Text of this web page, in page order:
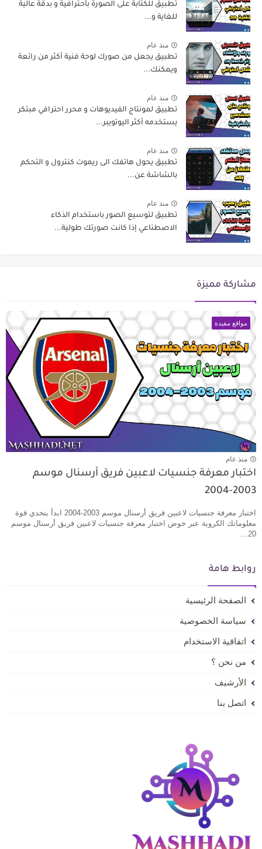
تطبيق للكتابة على الصورة بأحترافية و بدقة عالية
للغاية و...
منذ عام
تطبيق يجعل من صورك لوحة فنية أكثر من رائعة
ويمكنك...
منذ عام
تطبيق لمونتاج الفيديوهات و محرر احترافي مبتكر
يستخدمه أكثر اليوتويبر...
منذ عام
تطبيق يحول هاتفك الى ريموت كنترول و التحكم
بالشاشة عن...
منذ عام
تطبيق لتوسيع الصور باستخدام الذكاء
الاصطناعي إذا كانت صورتك طولية...
مشاركة مميزة
مواقع مفيدة
منذ عام
اختبار معرفة جنسيات لاعبين فريق أرسنال موسم
2003-2004
اختبار معرفة جنسيات لاعبين فريق أرسنال موسم 2003-2004 ابدأ بتحدي قوة
معلوماتك الكروية عبر خوض اختبار معرفة جنسيات لاعبين فريق أرسنال موسم
20...
روابط هامة
الصفحة الرئيسية
سياسة الخصوصية
اتفاقية الاستخدام
من نحن ؟
الأرشيف
اتصل بنا